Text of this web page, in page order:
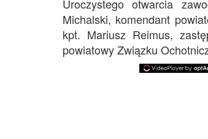
Uroczystego otwarcia
Michalski, komendant
kpt. Mariusz Reimus,
powiatowy Związku